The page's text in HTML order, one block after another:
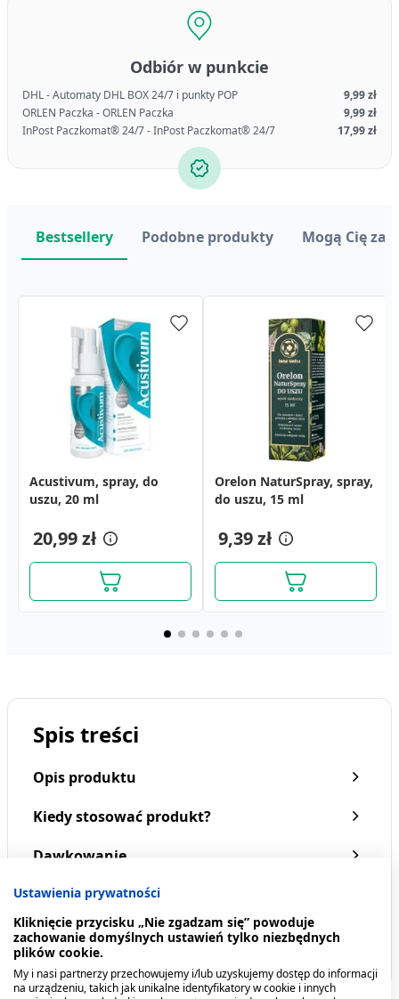
Odbiór w punkcie
DHL - Automaty DHL BOX 24/7 i punkty POP
9,99 zł
ORLEN Paczka - ORLEN Paczka
9,99 zł
InPost Paczkomat® 24/7 - InPost Paczkomat® 24/7
17,99 zł
Acustivum, spray, do
uszu, 20 ml
20,99 zł
Orelon NaturSpray, spray,
do uszu, 15 ml
9,39 zł
Bestsellery Podobne produkty Mogą Cię
Antotalgin Natural,
krople do uszu, 15 g
17,39 zł
A-Cerumen, preparat do
higieny uszu, 40 ml
23,59 zł
Calcium Teva, tabletki
musujące, 14 szt.
Nasometin Alergia Lora
(Flonidan Control) 10 mg,
Spis treści
Opis produktu
Kiedy stosować produkt?
Dawkowanie
Przeciwwskazania. Kto nie powinien
przyjmować produktu?
Pokaż więcej
Ustawienia prywatności
Kliknięcie przycisku „Nie zgadzam się” powoduje
zachowanie domyślnych ustawień tylko niezbędnych
plików cookie.
My i nasi partnerzy przechowujemy i/lub uzyskujemy dostęp do informacji
na urządzeniu, takich jak unikalne identyfikatory w cookie i innych